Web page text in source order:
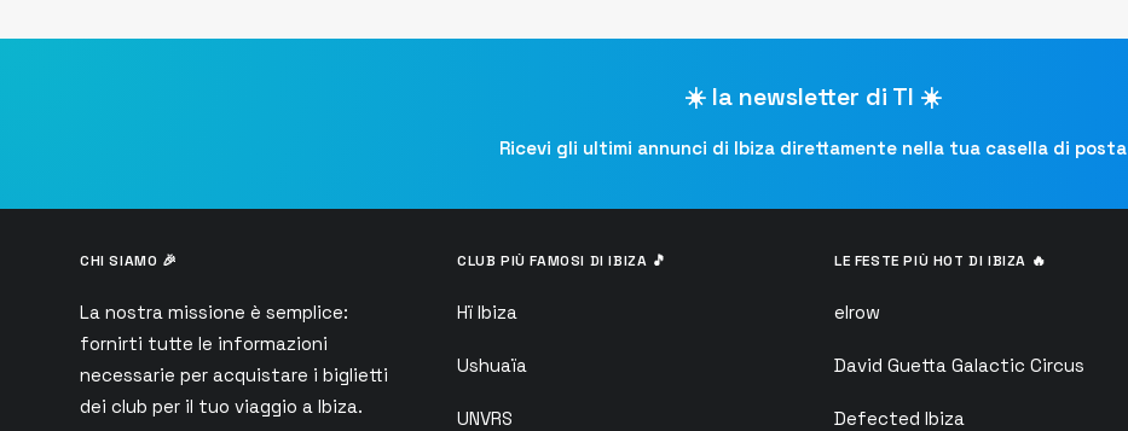
☀️ la newsletter di TI ☀️
Ricevi gli ultimi annunci di Ibiza direttamente nella tua casella di posta
CHI SIAMO 🎉
La nostra missione è semplice:
fornirti tutte le informazioni
necessarie per acquistare i biglietti
dei club per il tuo viaggio a Ibiza.
CLUB PIÙ FAMOSI DI IBIZA 🎵
Hï Ibiza
Ushuaïa
UNVRS
LE FESTE PIÙ HOT DI IBIZA 🔥
elrow
David Guetta Galactic Circus
Defected Ibiza